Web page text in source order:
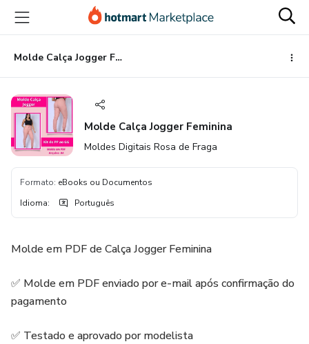
para
conteúdo
principal
para
pagamento
para
rodapé
Molde Calça Jogger Feminina
Molde Calça Jogger Feminina
Moldes Digitais Rosa de Fraga
Formato: eBooks ou Documentos
Idioma: Português
Molde em PDF de Calça Jogger Feminina
✅ Molde em PDF enviado por e-mail após confirmação do
pagamento
✅ Testado e aprovado por modelista